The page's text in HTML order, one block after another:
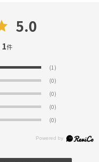
5.0
1件
(1)
(0)
(0)
(0)
(0)